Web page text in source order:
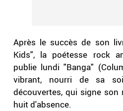
Après le succès de son
Kids", la poétesse rock
publie lundi "Banga"
vibrant, nourri de sa
découvertes, qui signe
huit d'absence.